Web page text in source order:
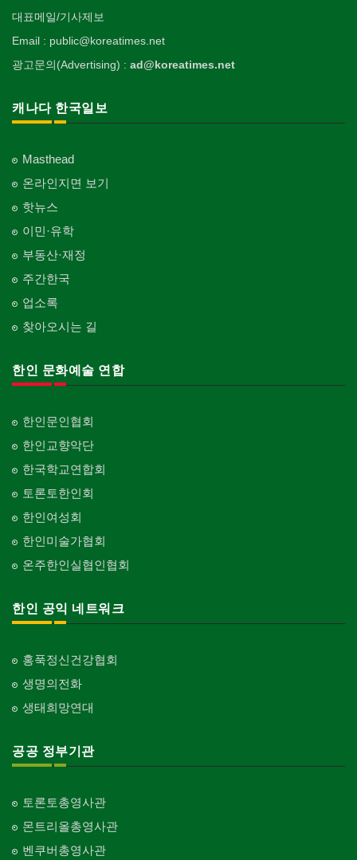
대표메일/기사제보
Email : public@koreatimes.net
광고문의(Advertising) : ad@koreatimes.net
캐나다 한국일보
Masthead
온라인지면 보기
핫뉴스
이민·유학
부동산·재정
주간한국
업소록
찾아오시는 길
한인 문화예술 연합
한인문인협회
한인교향악단
한국학교연합회
토론토한인회
한인여성회
한인미술가협회
온주한인실협인협회
한인 공익 네트워크
홍푹정신건강협회
생명의전화
생태희망연대
공공 정부기관
토론토총영사관
몬트리올총영사관
벤쿠버총영사관